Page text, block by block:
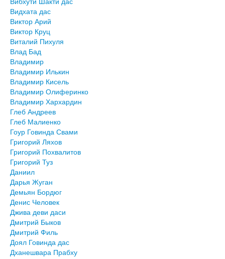
Видхата дас
Виктор Арий
Виктор Круц
Виталий Пихуля
Влад Бад
Владимир
Владимир Илькин
Владимир Кисель
Владимир Олиферинко
Владимир Хархардин
Глеб Андреев
Глеб Малиенко
Гоур Говинда Свами
Григорий Ляхов
Григорий Похвалитов
Григорий Туз
Даниил
Дарья Жуган
Демьян Бордюг
Денис Человек
Джива деви даси
Дмитрий Быков
Дмитрий Филь
Доял Говинда дас
Дханешвара Прабху